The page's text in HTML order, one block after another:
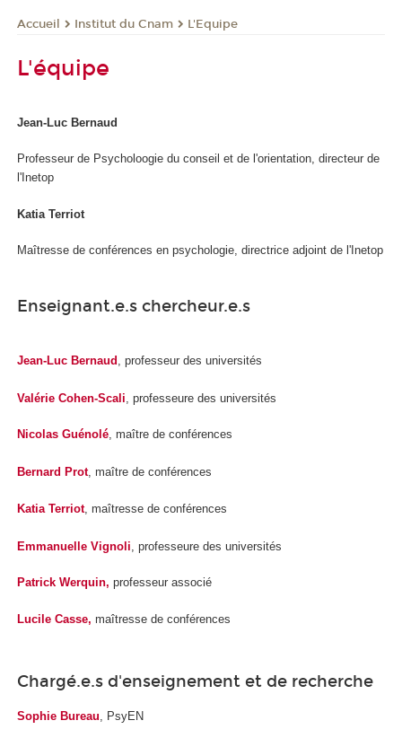
Accueil Institut du Cnam L'Equipe
L'équipe
Jean-Luc Bernaud
Professeur de Psycholoogie du conseil et de l'orientation, directeur de
l'Inetop
Katia Terriot
Maîtresse de conférences en psychologie, directrice adjoint de l'Inetop
Enseignant.e.s chercheur.e.s
Jean-Luc Bernaud , professeur des universités
Valérie Cohen-Scali , professeure des universités
Nicolas Guénolé, maître de conférences
Bernard Prot, maître de conférences
Katia Terriot, maîtresse de conférences
Emmanuelle Vignoli , professeure des universités
Patrick Werquin, professeur associé
Lucile Casse, maîtresse de conférences
Chargé.e.s d'enseignement et de recherche
Sophie Bureau, PsyEN